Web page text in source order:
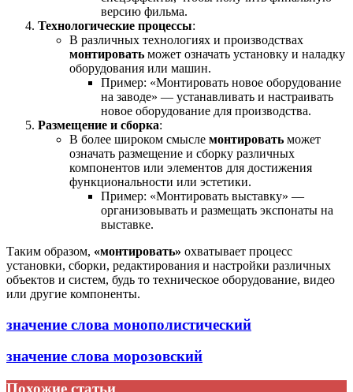
версию фильма.
Технологические процессы:
В различных технологиях и производствах
монтировать может означать установку и наладку
оборудования или машин.
Пример: «Монтировать новое оборудование
на заводе» — устанавливать и настраивать
новое оборудование для производства.
Размещение и сборка:
В более широком смысле монтировать может
означать размещение и сборку различных
компонентов или элементов для достижения
функциональности или эстетики.
Пример: «Монтировать выставку» —
организовывать и размещать экспонаты на
выставке.
Таким образом, «монтировать» охватывает процесс
установки, сборки, редактирования и настройки различных
объектов и систем, будь то техническое оборудование, видео
или другие компоненты.
значение слова монополистический
значение слова морозовский
Похожие статьи